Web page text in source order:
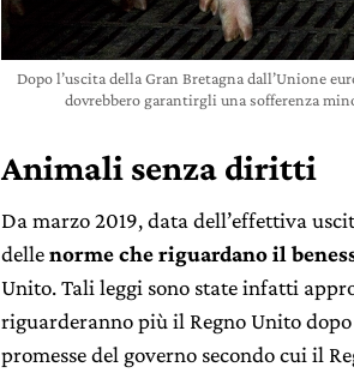
Dopo l’uscita della Gran Bretagna dall’Unione
dovrebbero garantirgli una sofferenza
Animali senza diritti
Da marzo 2019, data dell’effettiva
dellenorme che riguardano il
Unito. Tali leggi sono state infatti
riguarderanno più il Regno Unito
promesse del governo secondo cui il